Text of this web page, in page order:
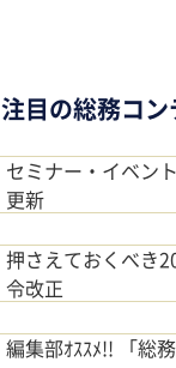
注目の総務コン
セミナー・イベン
更新
押さえておくべき
令改正
編集部ｵｽｽﾒ!! 「総